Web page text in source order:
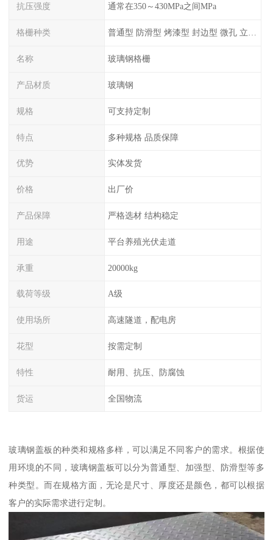
抗压强度 通常在350～430MPa之间MPa
格栅种类 普通型 防滑型 ‌烤漆型 封边型 ‌微孔 立体 加砂覆面型 平面型
名称 玻璃钢格栅
产品材质 玻璃钢
规格 可支持定制
特点 多种规格 品质保障
优势 实体发货
价格 出厂价
产品保障 严格选材 结构稳定
用途 平台养殖光伏走道
承重 20000kg
载荷等级 A级
使用场所 高速隧道，配电房
花型 按需定制
特性 耐用、抗压、防腐蚀
货运 全国物流
玻璃钢盖板的种类和规格多样，可以满足不同客户的需求。根据使
用环境的不同，玻璃钢盖板可以分为普通型、加强型、防滑型等多
种类型。而在规格方面，无论是尺寸、厚度还是颜色，都可以根据
客户的实际需求进行定制。